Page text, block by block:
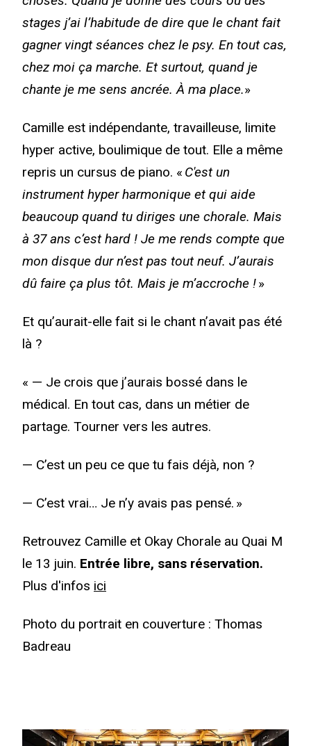
stages j’ai l’habitude de dire que le chant fait
gagner vingt séances chez le psy. En tout cas,
chez moi ça marche. Et surtout, quand je
chante je me sens ancrée. À ma place.»
Camille est indépendante, travailleuse, limite
hyper active, boulimique de tout. Elle a même
repris un cursus de piano. « C'est un
instrument hyper harmonique et qui aide
beaucoup quand tu diriges une chorale. Mais
à 37 ans c’est hard ! Je me rends compte que
mon disque dur n’est pas tout neuf. J’aurais
dû faire ça plus tôt. Mais je m’accroche !»
Et qu’aurait-elle fait si le chant n’avait pas été
là ?
« — Je crois que j’aurais bossé dans le
médical. En tout cas, dans un métier de
partage. Tourner vers les autres.
— C’est un peu ce que tu fais déjà, non ?
— C’est vrai… Je n’y avais pas pensé. »
Retrouvez Camille et Okay Chorale au Quai M
le 13 juin. Entrée libre, sans réservation.
Plus d'infos ici
Photo du portrait en couverture : Thomas
Badreau